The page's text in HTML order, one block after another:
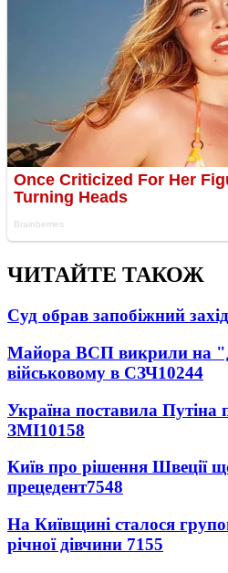
ЧИТАЙТЕ ТАКОЖ
Суд обрав запобіжний
Майора ВСП викрили на
військовому в СЗЧ10244
Україна поставила Путіна
ЗМІ10158
Київ про рішення Швеції
прецедент7548
На Київщині сталося
річної дівчини 7155